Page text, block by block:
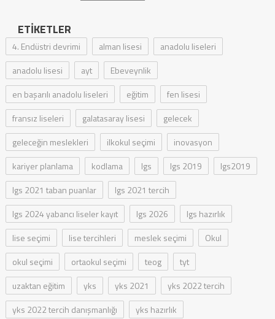
ETIKETLER
4. Endüstri devrimi alman lisesi
anadolu liseleri
anadolu lisesi
ayt
Ebeveynlik
en başarılı anadolu liseleri
eğitim
fen lisesi
fransız liseleri
galatasaray lisesi
gelecek
geleceğin meslekleri
ilkokul seçimi
inovasyon
kariyer planlama
kodlama lgs lgs 2019
lgs2019
lgs 2021 taban puanlar
lgs 2021 tercih
lgs 2024 yabancı liseler kayıt
lgs 2026
lgs hazırlık
lise seçimi
lise tercihleri meslek seçimi
Okul
okul seçimi
ortaokul seçimi teog
tyt
uzaktan eğitim
yks yks 2021
yks 2022 tercih
yks 2022 tercih danışmanlığı
yks hazırlık